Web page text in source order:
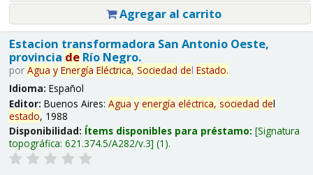
Agregar al carrito
Estacion transformadora San Antonio Oeste,
provincia deRío Negro.
por Agua y Energía Eléctrica, Sociedad del Estado.
Idioma: Español
Editor: Buenos Aires: Agua y energía eléctrica, sociedad del
estado, 1988
Disponibilidad: Ítems disponibles para préstamo: Signatura
topográfica: 621.374.5/A282/v.3 (1).